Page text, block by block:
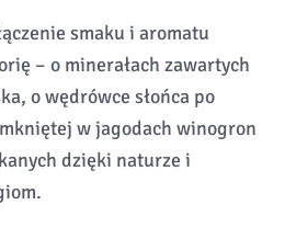
smaku i aromatu
– o minerałach zawartych
o wędrówce słońca po
w jagodach winogron
dzięki naturze i